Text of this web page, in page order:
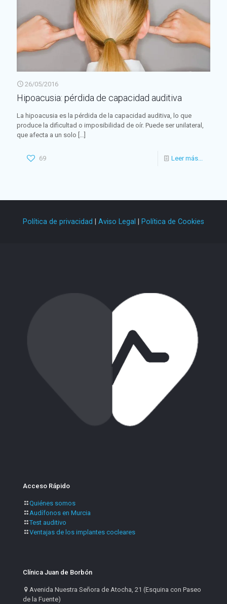
26/05/2016
Hipoacusia: pérdida de capacidad auditiva
La hipoacusia es la pérdida de la capacidad auditiva, lo que
produce la dificultad o imposibilidad de oír. Puede ser unilateral,
que afecta a un solo […]
69 Leer más...
Política de privacidad Aviso Legal Política de Cookies
Acceso Rápido
Quiénes somos
Audífonos en Murcia
Test auditivo
Ventajas de los implantes cocleares
Clínica Juan de Borbón
Avenida Nuestra Señora de Atocha, 21 (Esquina con Paseo
de la Fuente)